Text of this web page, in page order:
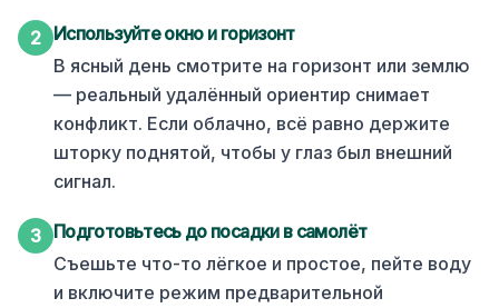
2 Используйте окно и горизонт
В ясный день смотрите на горизонт или землю
— реальный удалённый ориентир снимает
конфликт. Если облачно, всё равно держите
шторку поднятой, чтобы у глаз был внешний
сигнал.
3 Подготовьтесь до посадки в самолёт
Съешьте что-то лёгкое и простое, пейте воду
и включите режим предварительной